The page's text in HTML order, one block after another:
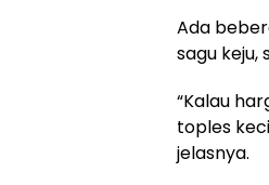
Ada
sagu keju,
“Kalau
toples
jelasnya.